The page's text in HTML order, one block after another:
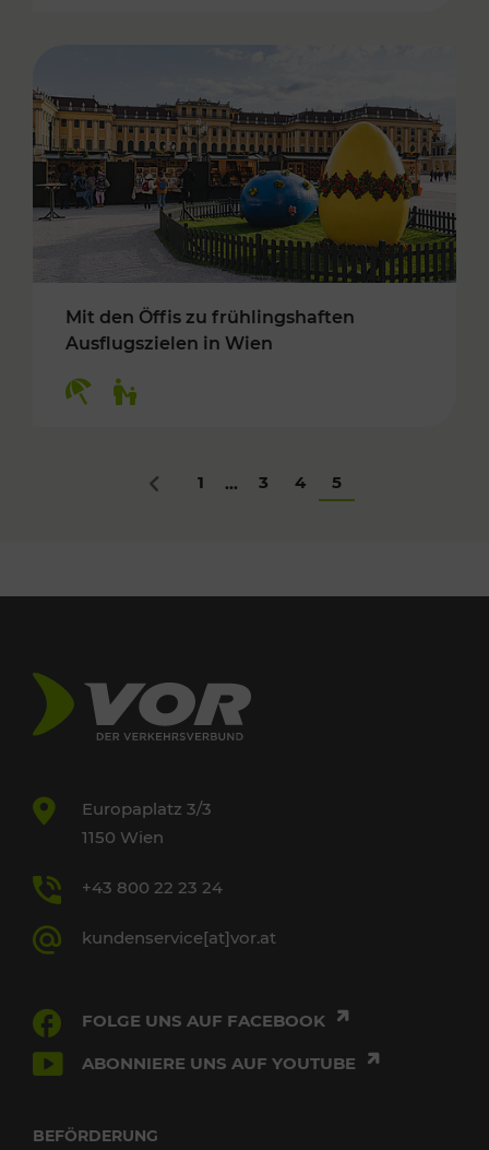
Mit den Öffis zu frühlingshaften
Ausflugszielen in Wien
Zurück
1 ... 3 4 5
Europaplatz 3/3
1150 Wien
+43 800 22 23 24
kundenservice[at]vor.at
FOLGE UNS AUF FACEBOOK
ABONNIERE UNS AUF YOUTUBE
BEFÖRDERUNG